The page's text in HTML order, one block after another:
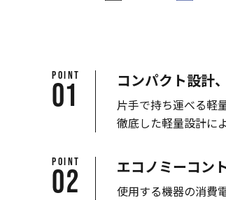
POINT
01 コンパクト設計
片手で持ち運べる軽
徹底した軽量設計に
POINT
02 エコノミーコン
使用する機器の消費